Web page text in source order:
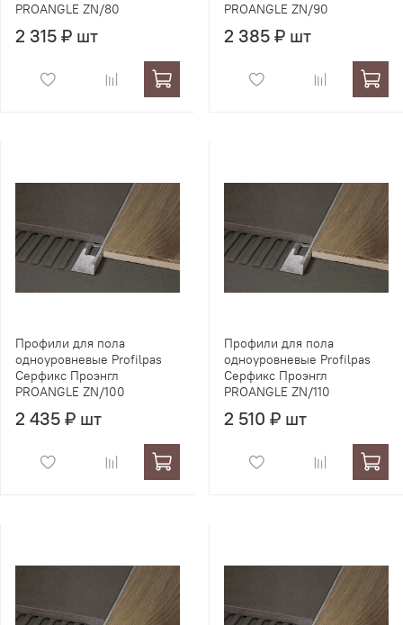
PROANGLE ZN/80
2 315 ₽ шт
PROANGLE ZN/90
2 385 ₽ шт
Профили для пола
одноуровневые Profilpas
Серфикс Проэнгл
PROANGLE ZN/100
2 435 ₽ шт
Профили для пола
одноуровневые Profilpas
Серфикс Проэнгл
PROANGLE ZN/110
2 510 ₽ шт